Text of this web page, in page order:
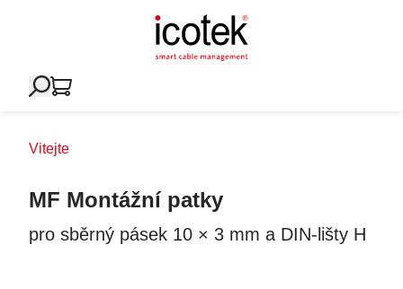
Vitejte
MF Montážní patky
pro sběrný pásek 10 × 3 mm a DIN-lišty H